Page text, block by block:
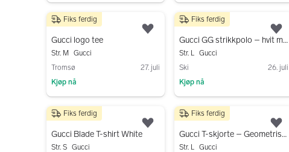
3 499 kr
Gucci logo tee
Str. M
Gucci
Tromsø
27. juli
Kjøp nå
Fiks ferdig
Legg til som favoritt.
5 000 kr
Gucci GG strikkpolo – hvit med GG-monogram – str. L
Str. L Gucci
Ski
26. juli
Kjøp nå
Fiks ferdig
1 500 kr
Gucci Blade T-shirt White
Str. S Gucci
Fiks ferdig
Legg til som favoritt.
700 kr
Gucci T-skjorte – Geometrisk Print (Str. L)
Str. L Gucci
Fiks ferdig